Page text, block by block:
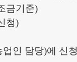
금기준)
청)
업인 담당)에 신청